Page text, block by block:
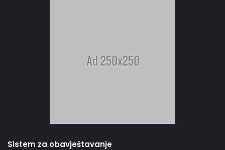
Sistem za obavještavanje